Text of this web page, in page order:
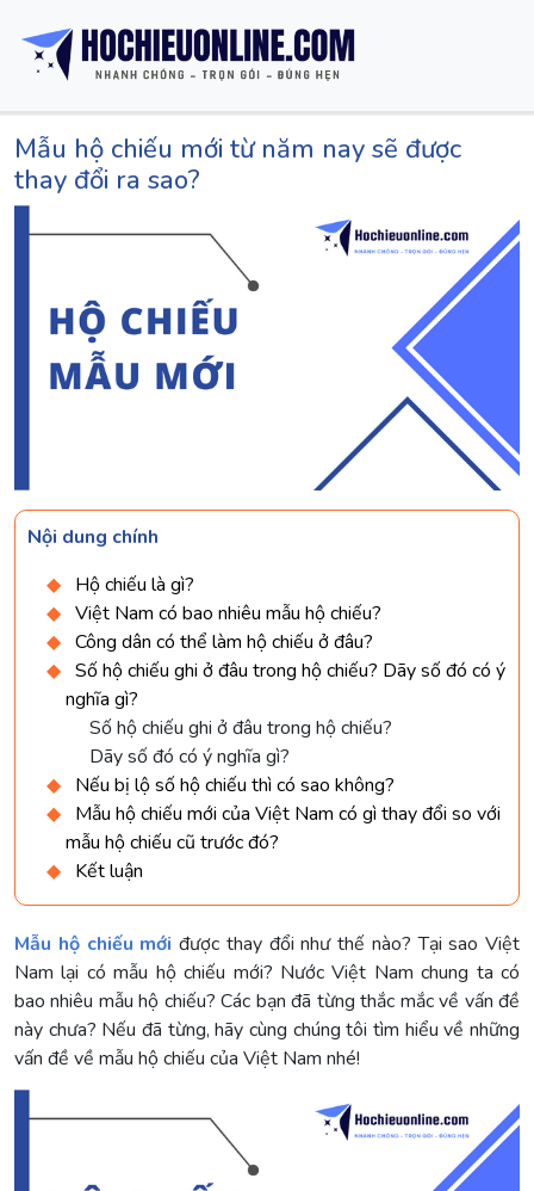
Mẫu hộ chiếu mới từ năm nay sẽ được
thay đổi ra sao?
Nội dung chính
Hộ chiếu là gì?
Việt Nam có bao nhiêu mẫu hộ chiếu?
Công dân có thể làm hộ chiếu ở đâu?
Số hộ chiếu ghi ở đâu trong hộ chiếu? Dãy số đó có ý
nghĩa gì?
Số hộ chiếu ghi ở đâu trong hộ chiếu?
Dãy số đó có ý nghĩa gì?
Nếu bị lộ số hộ chiếu thì có sao không?
Mẫu hộ chiếu mới của Việt Nam có gì thay đổi so với
mẫu hộ chiếu cũ trước đó?
Kết luận
Mẫu hộ chiếu mới được thay đổi như thế nào? Tại sao Việt
Nam lại có mẫu hộ chiếu mới? Nước Việt Nam chung ta có
bao nhiêu mẫu hộ chiếu? Các bạn đã từng thắc mắc về vấn đề
này chưa? Nếu đã từng, hãy cùng chúng tôi tìm hiểu về những
vấn đề về mẫu hộ chiếu của Việt Nam nhé!